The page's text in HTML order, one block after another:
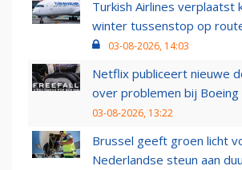
Turkish Airlines verplaatst
winter tussenstop op
03-08-2026, 14:03
Netflix publiceert nieuwe
over problemen bij Boeing
03-08-2026, 13:22
Brussel geeft groen licht
Nederlandse steun aan